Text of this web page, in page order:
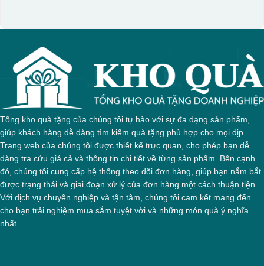
Tổng kho quà tặng của chúng tôi tự hào với sự đa dạng sản phẩm,
giúp khách hàng dễ dàng tìm kiếm quà tặng phù hợp cho mọi dịp.
Trang web của chúng tôi được thiết kế trực quan, cho phép bạn dễ
dàng tra cứu giá cả và thông tin chi tiết về từng sản phẩm. Bên cạnh
đó, chúng tôi cung cấp hệ thống theo dõi đơn hàng, giúp bạn nắm bắt
được trạng thái và giai đoạn xử lý của đơn hàng một cách thuận tiện.
Với dịch vụ chuyên nghiệp và tận tâm, chúng tôi cam kết mang đến
cho bạn trải nghiệm mua sắm tuyệt vời và những món quà ý nghĩa
nhất.